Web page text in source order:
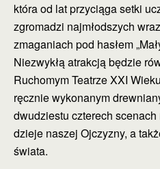
która od lat przyciąga setki
zgromadzi najmłodszych
zmaganiach pod hasłem
Niezwykłą atrakcją będzie
Ruchomym Teatrze XXI
ręcznie wykonanym
dwudziestu czterech
dzieje naszej Ojczyzny, a
świata.